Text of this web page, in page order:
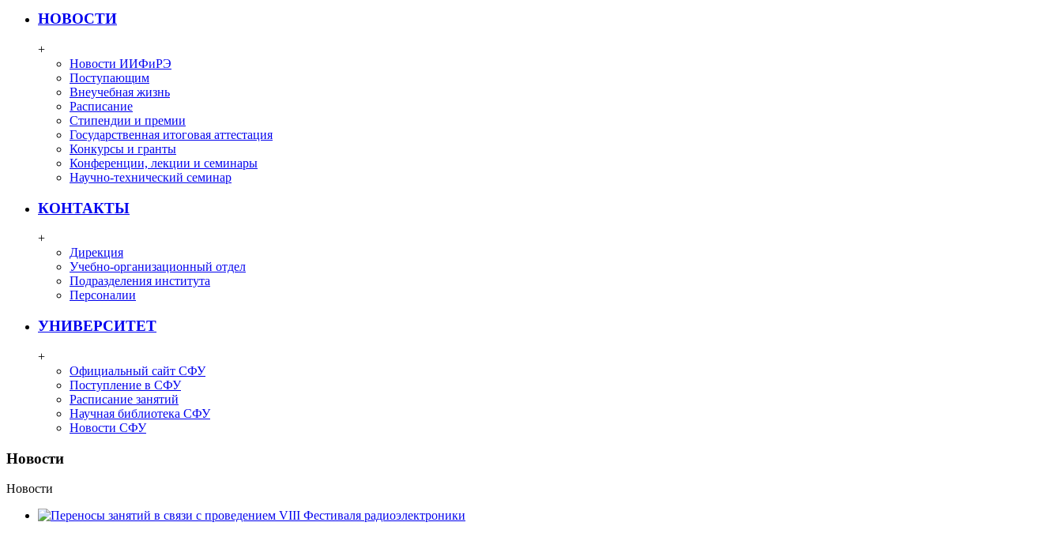
НОВОСТИ
+
Новости ИИФиРЭ
Поступающим
Внеучебная жизнь
Расписание
Стипендии и премии
Государственная итоговая аттестация
Конкурсы и гранты
Конференции, лекции и семинары
Научно-технический семинар
КОНТАКТЫ
+
Дирекция
Учебно-организационный отдел
Подразделения института
Персоналии
УНИВЕРСИТЕТ
+
Официальный сайт СФУ
Поступление в СФУ
Расписание занятий
Научная библиотека СФУ
Новости СФУ
Новости
Новости